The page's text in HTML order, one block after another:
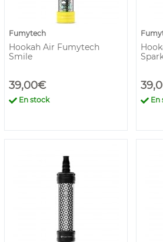
Fumytech
Hookah Air Fumytech
Smile
39,00€
En stock En